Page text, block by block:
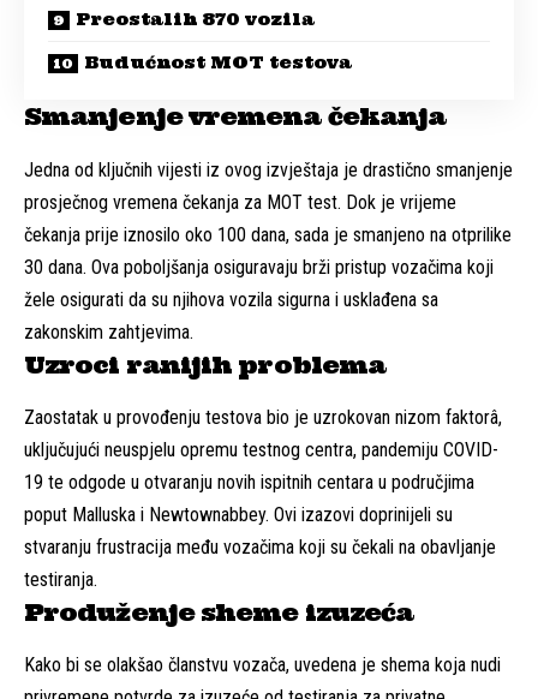
Preostalih 870 vozila
Budućnost MOT testova
Smanjenje vremena čekanja
Jedna od ključnih vijesti iz ovog izvještaja je drastično smanjenje
prosječnog vremena čekanja za MOT test. Dok je vrijeme
čekanja prije iznosilo oko 100 dana, sada je smanjeno na otprilike
30 dana. Ova poboljšanja osiguravaju brži pristup vozačima koji
žele osigurati da su njihova vozila sigurna i usklađena sa
zakonskim zahtjevima.
Uzroci ranijih problema
Zaostatak u provođenju testova bio je uzrokovan nizom faktorâ,
uključujući neuspjelu opremu testnog centra, pandemiju COVID-
19 te odgode u otvaranju novih ispitnih centara u područjima
poput Malluska i Newtownabbey. Ovi izazovi doprinijeli su
stvaranju frustracija među vozačima koji su čekali na obavljanje
testiranja.
Produženje sheme izuzeća
Kako bi se olakšao članstvu vozača, uvedena je shema koja nudi